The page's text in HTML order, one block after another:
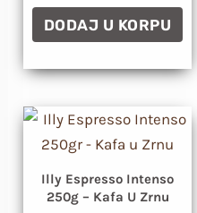
DODAJ U KORPU
Illy Espresso Intenso
250g – Kafa U Zrnu